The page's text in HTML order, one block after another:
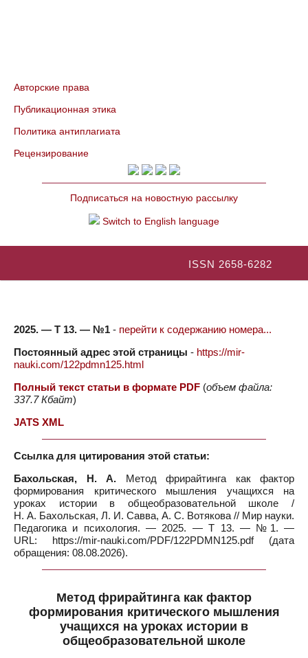
Авторские права
Публикационная этика
Политика антиплагиата
Рецензирование
Подписаться на новостную рассылку
Switch to English language
ISSN 2658-6282
2025. — Т 13. — №1 - перейти к содержанию номера...
Постоянный адрес этой страницы - https://mir-
nauki.com/122pdmn125.html
Полный текст статьи в формате PDF (объем файла:
337.7 Кбайт)
JATS XML
Ссылка для цитирования этой статьи:
Бахольская, Н. А. Метод фрирайтинга как фактор
формирования критического мышления учащихся на
уроках истории в общеобразовательной школе /
Н. А. Бахольская, Л. И. Савва, А. С. Вотякова // Мир науки.
Педагогика и психология. — 2025. — Т 13. — №1. —
URL: https://mir-nauki.com/PDF/122PDMN125.pdf (дата
обращения: 08.08.2026).
Метод фрирайтинга как фактор
формирования критического мышления
учащихся на уроках истории в
общеобразовательной школе